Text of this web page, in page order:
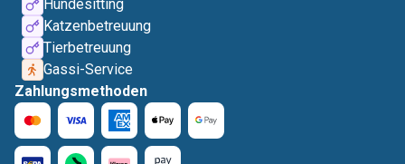
Hundesitting
Katzenbetreuung
Tierbetreuung
Gassi-Service
Zahlungsmethoden